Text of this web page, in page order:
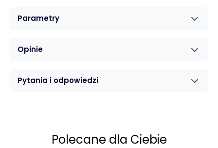
Parametry
Opinie
Pytania i odpowiedzi
Polecane dla Ciebie